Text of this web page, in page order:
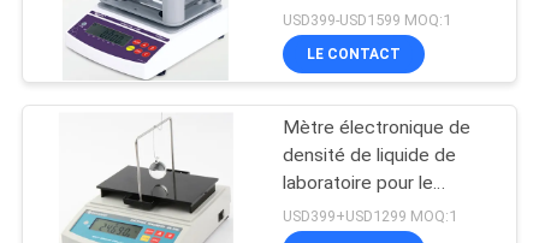
SITE
PRIVACY
POLICY
pour une vraie densité
USD399-USD1599 MOQ:1
LE CONTACT
Mètre électronique de
densité de liquide de
laboratoire pour le
pétrole brut et le
carburant diesel
USD399+USD1299 MOQ:1